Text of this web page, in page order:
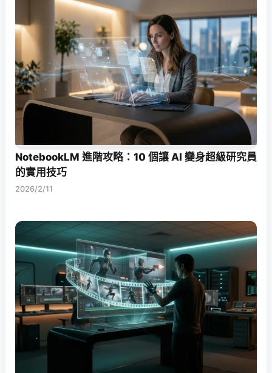
NotebookLM 進階攻略：10 個讓 AI 變身超級研究員
的實用技巧
2026/2/11